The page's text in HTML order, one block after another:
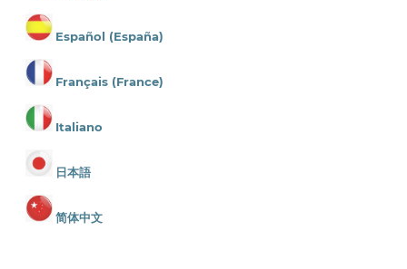
Español (España)
Français (France)
Italiano
日本語
简体中文